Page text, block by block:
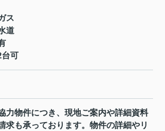
ス
道
台可
力物件につき、現地ご案内や詳細資料
求も承っております。物件の詳細やリ